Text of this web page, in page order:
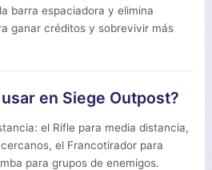
barra espaciadora y elimina
ganar créditos y sobrevivir más
en Siege Outpost?
el Rifle para media distancia,
el Francotirador para
para grupos de enemigos.